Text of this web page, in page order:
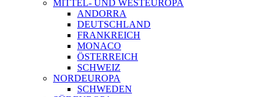
MITTEL- UND WESTEUROPA
ANDORRA
DEUTSCHLAND
FRANKREICH
MONACO
ÖSTERREICH
SCHWEIZ
NORDEUROPA
SCHWEDEN